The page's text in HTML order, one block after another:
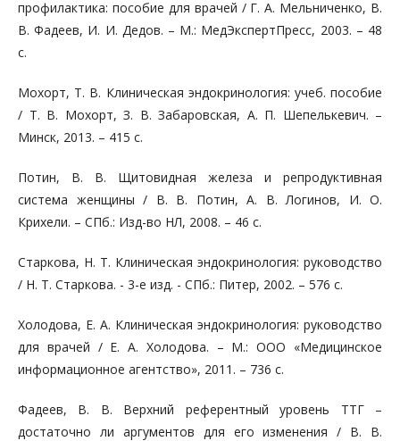
профилактика: пособие для врачей / Г. А. Мельниченко, В.
В. Фадеев, И. И. Дедов. – М.: МедЭкспертПресс, 2003. – 48
с.
Мохорт, Т. В. Клиническая эндокринология: учеб. пособие
/ Т. В. Мохорт, З. В. Забаровская, А. П. Шепелькевич. –
Минск, 2013. – 415 с.
Потин, В. В. Щитовидная железа и репродуктивная
система женщины / В. В. Потин, А. В. Логинов, И. О.
Крихели. – СПб.: Изд-во НЛ, 2008. – 46 с.
Старкова, Н. Т. Клиническая эндокринология: руководство
/ Н. Т. Старкова. - 3-е изд. - СПб.: Питер, 2002. – 576 с.
Холодова, Е. А. Клиническая эндокринология: руководство
для врачей / Е. А. Холодова. – М.: ООО «Медицинское
информационное агентство», 2011. – 736 с.
Фадеев, В. В. Верхний референтный уровень ТТГ –
достаточно ли аргументов для его изменения / В. В.